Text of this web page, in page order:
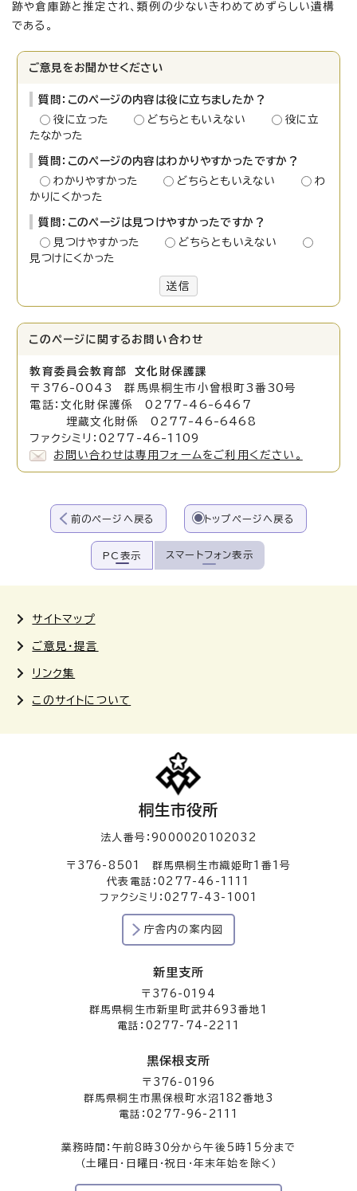
跡や倉庫跡と推定され、類例の少ないきわめてめずらしい遺構
である。
ご意見をお聞かせください
質問：このページの内容は役に立ちましたか？
役に立った
どちらともいえない
役に立
たなかった
質問：このページの内容はわかりやすかったですか？
わかりやすかった
どちらともいえない
わ
かりにくかった
質問：このページは見つけやすかったですか？
見つけやすかった
どちらともいえない
見つけにくかった
送信
このページに関する お問い合わせ
教育委員会教育部 文化財保護課
〒376-0043 群馬県桐生市小曾根町3番30号
電話：文化財保護係 0277-46-6467
埋蔵文化財係 0277-46-6468
ファクシミリ：0277-46-1109
お問い合わせは専用フォームをご利用ください。
前のページへ戻る トップページへ戻る
PC表示 スマートフォン表示
サイトマップ
ご意見・提言
リンク集
このサイトについて
桐生市役所
法人番号：9000020102032
〒376-8501 群馬県桐生市織姫町1番1号
代表電話：0277-46-1111
ファクシミリ：0277-43-1001
庁舎内の案内図
新里支所
〒376-0194
群馬県桐生市新里町武井693番地1
電話：0277-74-2211
黒保根支所
〒376-0196
群馬県桐生市黒保根町水沼182番地3
電話：0277-96-2111
業務時間：午前8時30分から午後5時15分まで
（土曜日・日曜日・祝日・年末年始を除く）